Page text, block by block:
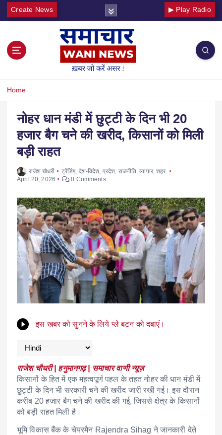
Create News ▶ Play Radio
Home
नोहर धान मंडी में छुट्टी के दिन भी 20
हजार बैग चने की खरीद, किसानों को मिली
बड़ी राहत
राजेश चौधरी ट्रेंडिंग, देश-विदेश प्रदेश राजनीति ,व्यापार,शहर
April 20, 2026
0 Comments
इस खबर को सुनने के लिये प्ले बटन को दबाएं।
राजेश चौधरी | हनुमानगढ़ | समाचार वाणी न्यूज़
किसानों के हित में एक महत्वपूर्ण पहल के तहत नोहर की धान मंडी में
छुट्टी के दिन भी सरकारी चने की खरीद जारी रखी गई। इस दौरान
करीब 20 हजार बैग चने की खरीद की गई, जिससे क्षेत्र के किसानों
को बड़ी राहत मिली है।
भूमि विकास बैंक के चेयरमैन Rajendra Sihag ने जानकारी देते